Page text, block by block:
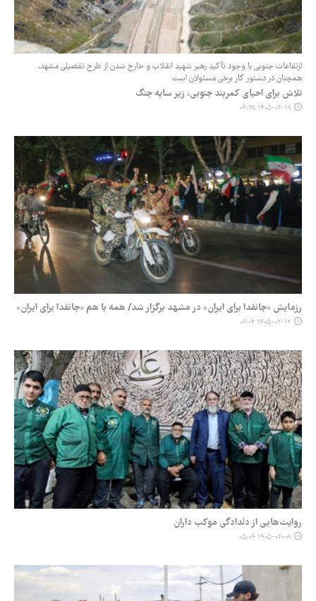
ارتفاعات جنوبی با وجود تأکید رهبر شهید انقلاب و خارج شدن از طرح تفصیلی مشهد،
همچنان در دستور کار برخی مسئولان است
تلاش برای احیای کمربند جنوبی، زیر سایه جنگ
۱۴۰۵-۰۲-۱۹ ۰۴:۲۸
رزمایش «جانفدا برای ایران» در مشهد برگزار شد/ همه با هم «جانفدا برای ایران»
۱۴۰۵-۰۲-۱۲ ۰۶:۰۷
روایت‌هایی از دلدادگی موکب داران
۱۴۰۵-۰۲-۰۹ ۰۵:۰۴